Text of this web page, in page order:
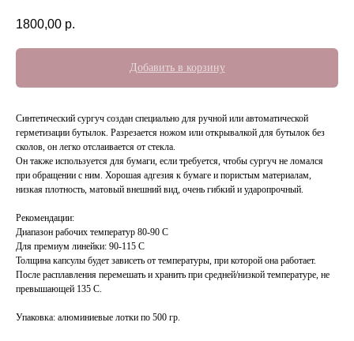
1800,00 р.
Добавить в корзину
Синтетический сургуч создан специально для ручной или автоматической
герметизации бутылок. Разрезается ножом или открывалкой для бутылок без
сколов, он легко отслаивается от стекла.
Он также используется для бумаги, если требуется, чтобы сургуч не ломался
при обращении с ним. Хорошая адгезия к бумаге и пористым материалам,
низкая плотность, матовый внешний вид, очень гибкий и ударопрочный.
Рекомендации:
Диапазон рабочих температур 80-90 С
Для премиум линейки: 90-115 С
Толщина капсулы будет зависеть от температуры, при которой она работает.
После расплавления перемешать и хранить при средней/низкой температуре, не
превышающей 135 С.
Упаковка: алюминиевые лотки по 500 гр.